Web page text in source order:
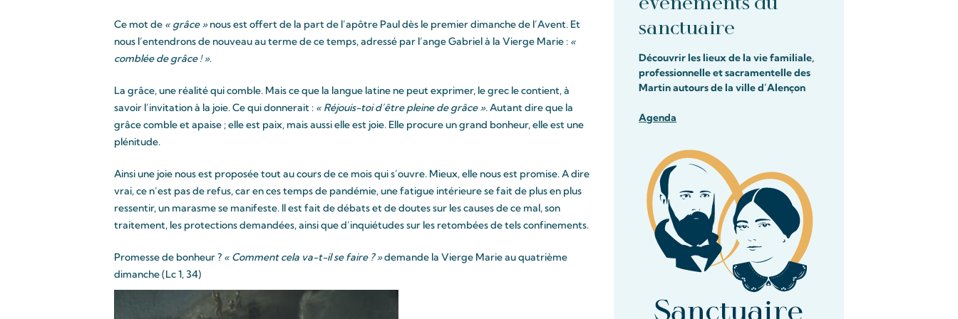
Ce mot de « grâce »nous est offert de la part de l’apôtre Paul dès le premier dimanche de l’Avent. Et
nous l’entendrons de nouveau au terme de ce temps, adressé par l’ange Gabriel à la Vierge Marie : «
comblée de grâce ! ».
La grâce, une réalité qui comble. Mais ce que la langue latine ne peut exprimer, le grec le contient, à
savoir l’invitation à la joie. Ce qui donnerait : « Réjouis-toi d’être pleine de grâce ».Autant dire que la
grâce comble et apaise ; elle est paix, mais aussi elle est joie. Elle procure un grand bonheur, elle est une
plénitude.
Ainsi une joie nous est proposée tout au cours de ce mois qui s’ouvre. Mieux, elle nous est promise. A dire
vrai, ce n’est pas de refus, car en ces temps de pandémie, une fatigue intérieure se fait de plus en plus
ressentir, un marasme se manifeste. Il est fait de débats et de doutes sur les causes de ce mal, son
traitement, les protections demandées, ainsi que d’inquiétudes sur les retombées de tels confinements.
Promesse de bonheur ? « Comment cela va-t-il se faire ? »demande la Vierge Marie au quatrième
dimanche (Lc 1, 34)
sanctuaire
Découvrir les lieux de la vie familiale,
professionnelle et sacramentelle des
Martin autours de la ville d’Alençon
Agenda